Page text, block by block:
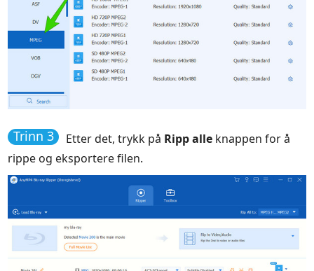
Trinn 3 Etter det, trykk på Ripp alle knappen for å
rippe og eksportere filen.